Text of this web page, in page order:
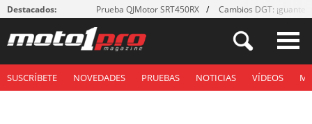
Destacados: Prueba QJMotor SRT450RX Cambios DGT: ¡guantes!
SUSCRÍBETE NOVEDADES PRUEBAS NOTICIAS VÍDEOS